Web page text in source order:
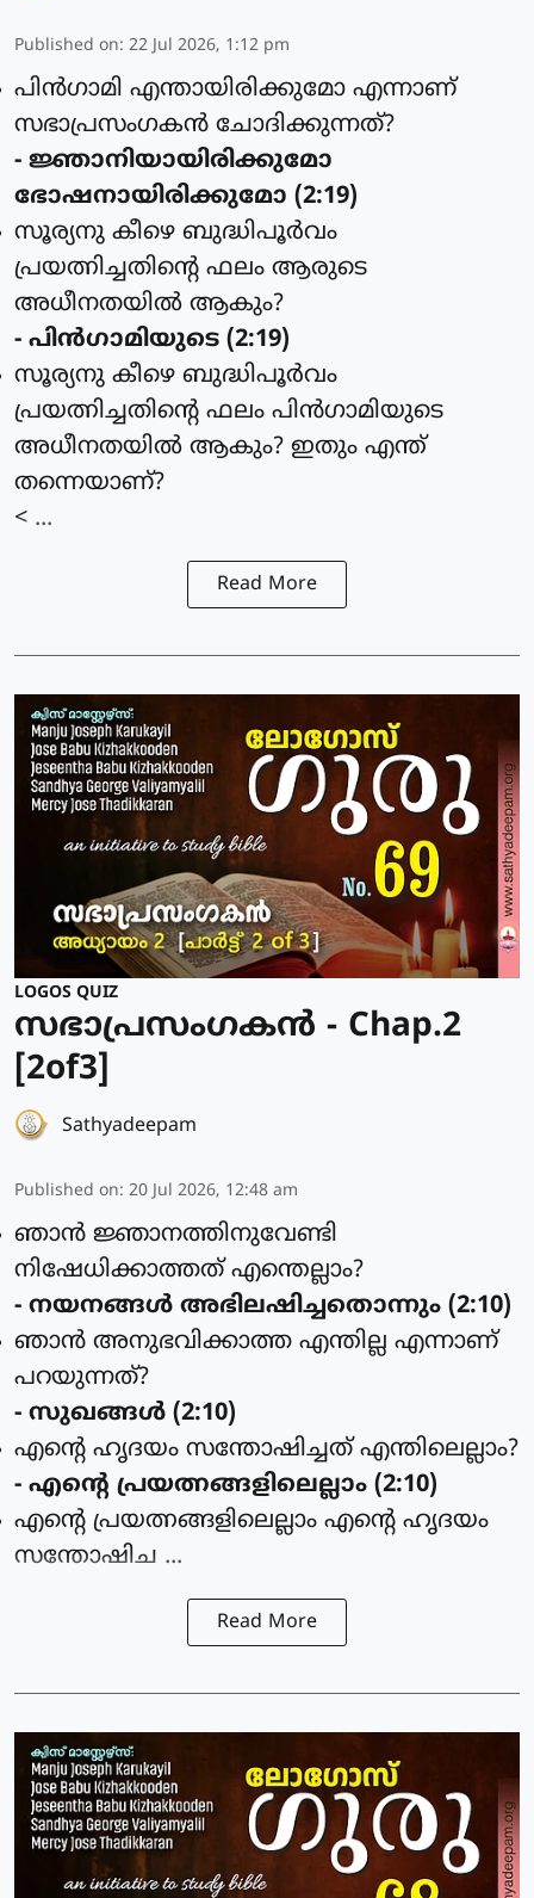
Published on: 22 Jul 2026, 1:12 pm
പിന്‍ഗാമി എന്തായിരിക്കുമോ എന്നാണ്
സഭാപ്രസംഗകന്‍ ചോദിക്കുന്നത്?
- ജ്ഞാനിയായിരിക്കുമോ
ഭോഷനായിരിക്കുമോ (2:19)
സൂര്യനു കീഴെ ബുദ്ധിപൂര്‍വം
പ്രയത്നിച്ചതിന്റെ ഫലം ആരുടെ
അധീനതയില്‍ ആകും?
- പിന്‍ഗാമിയുടെ (2:19)
സൂര്യനു കീഴെ ബുദ്ധിപൂര്‍വം
പ്രയത്നിച്ചതിന്റെ ഫലം പിന്‍ഗാമിയുടെ
അധീനതയില്‍ ആകും? ഇതും എന്ത്
തന്നെയാണ്?
< ...
Read More
LOGOS QUIZ
സഭാപ്രസംഗകൻ - Chap.2
[2of3]
Sathyadeepam
Published on: 20 Jul 2026, 12:48 am
ഞാന്‍ ജ്ഞാനത്തിനുവേണ്ടി
നിഷേധിക്കാത്തത് എന്തെല്ലാം?
- നയനങ്ങള്‍ അഭിലഷിച്ചതൊന്നും (2:10)
ഞാന്‍ അനുഭവിക്കാത്ത എന്തില്ല എന്നാണ്
പറയുന്നത്?
- സുഖങ്ങള്‍ (2:10)
എന്റെ ഹൃദയം സന്തോഷിച്ചത് എന്തിലെല്ലാം?
- എന്റെ പ്രയത്നങ്ങളിലെല്ലാം (2:10)
എന്റെ പ്രയത്നങ്ങളിലെല്ലാം എന്റെ ഹൃദയം
സന്തോഷിച ...
Read More